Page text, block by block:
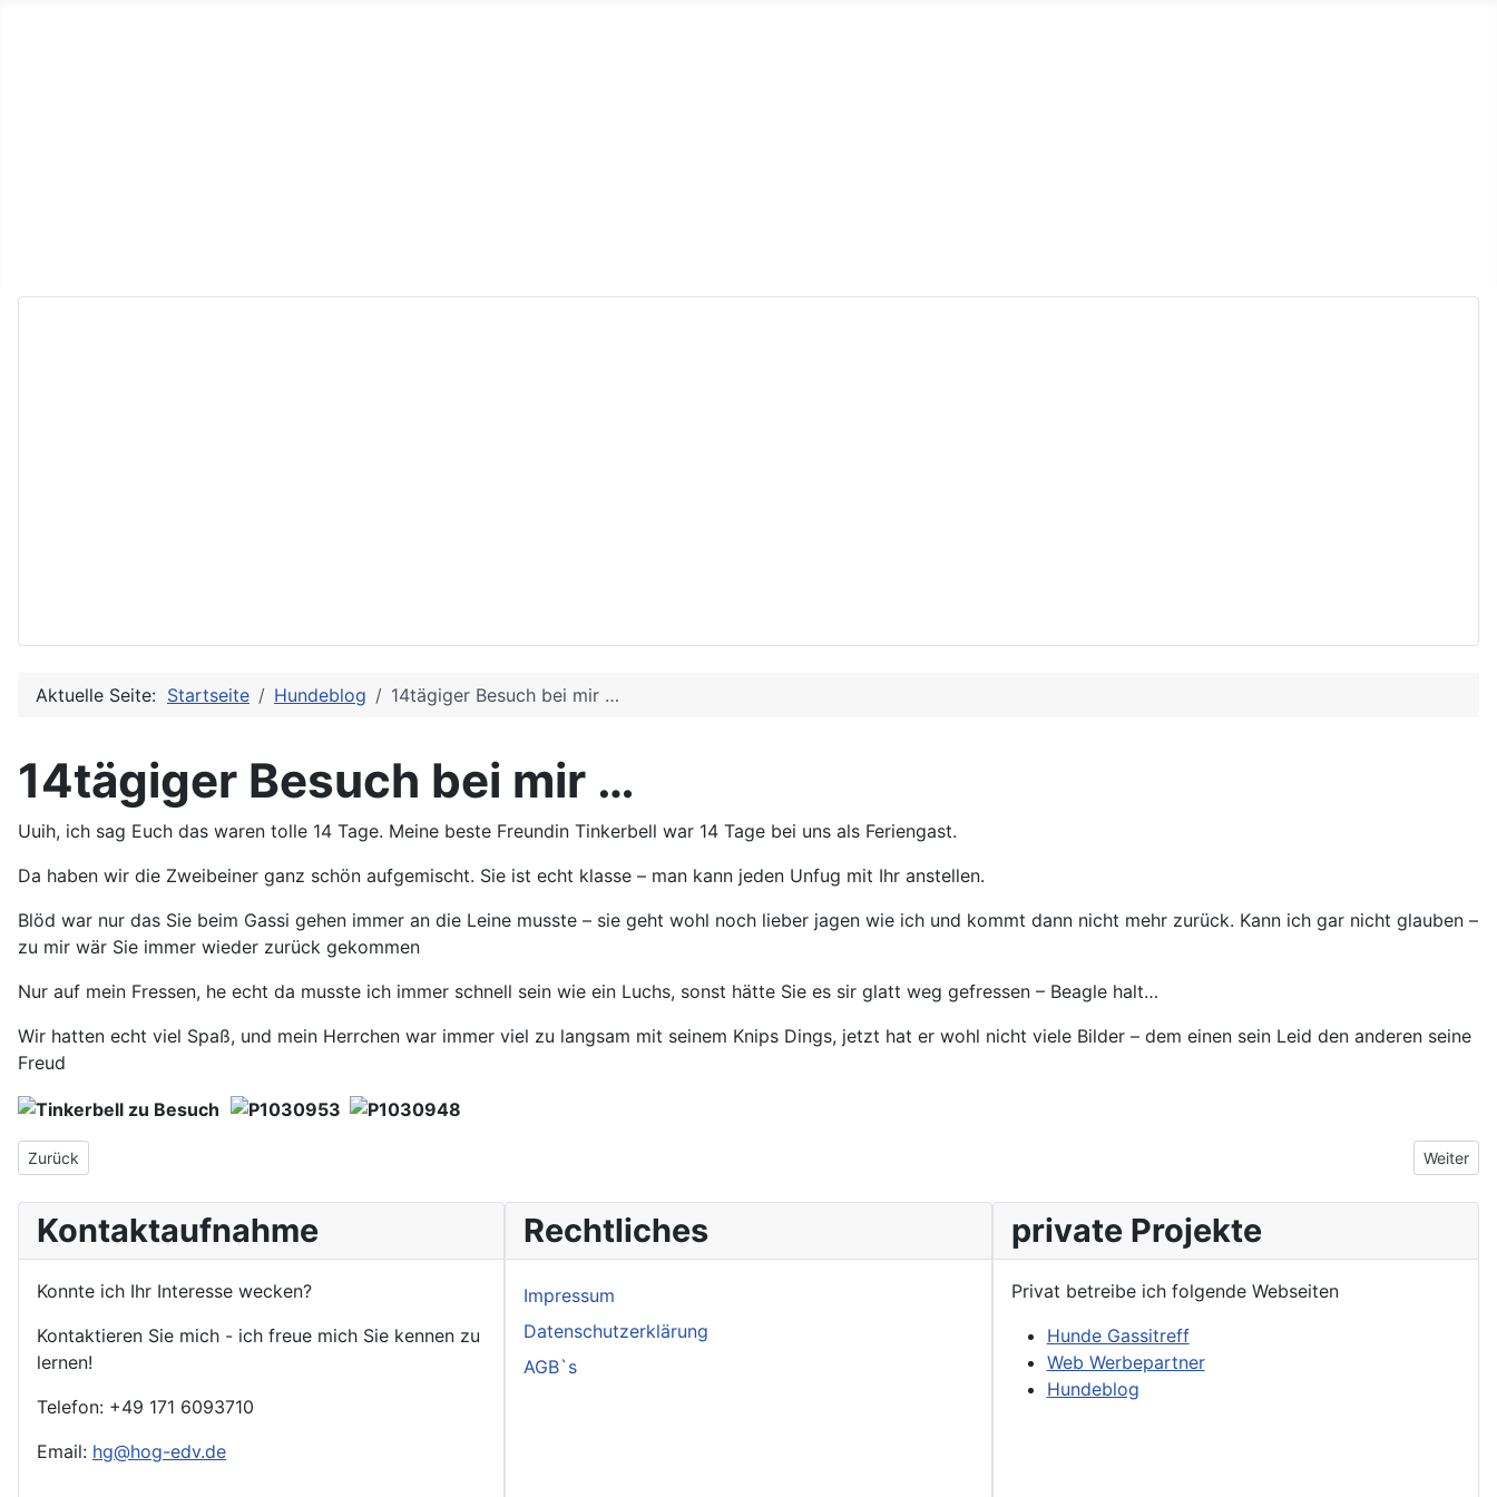
Aktuelle Seite: Startseite Hundeblog 14tägiger Besuch bei mir …
14tägiger Besuch bei mir …
Uuih, ich sag Euch das waren tolle 14 Tage. Meine beste Freundin Tinkerbell war 14 Tage bei uns als Feriengast.
Da haben wir die Zweibeiner ganz schön aufgemischt. Sie ist echt klasse – man kann jeden Unfug mit Ihr anstellen.
Blöd war nur das Sie beim Gassi gehen immer an die Leine musste – sie geht wohl noch lieber jagen wie ich und kommt dann nicht mehr zurück. Kann ich gar nicht glauben –
zu mir wär Sie immer wieder zurück gekommen
Nur auf mein Fressen, he echt da musste ich immer schnell sein wie ein Luchs, sonst hätte Sie es sir glatt weg gefressen – Beagle halt…
Wir hatten echt viel Spaß, und mein Herrchen war immer viel zu langsam mit seinem Knips Dings, jetzt hat er wohl nicht viele Bilder – dem einen sein Leid den anderen seine
Freud
Vorheriger Beitrag: Wir waren noch mal auf Kurzurlaub …
Zurück Nächster
Weiter
Kontaktaufnahme
Konnte ich Ihr Interesse wecken?
Kontaktieren Sie mich - ich freue mich Sie kennen zu
lernen!
Telefon: +49 171 6093710
Email: hg@hog-edv.de
Rechtliches
Impressum
Datenschutzerklärung
AGB`s
private Projekte
Privat betreibe ich folgende Webseiten
Hunde Gassitreff
Web Werbepartner
Hundeblog